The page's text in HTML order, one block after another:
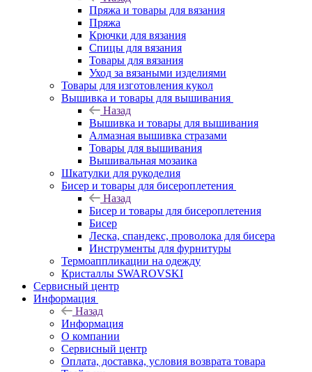
Пряжа и товары для вязания
Пряжа
Крючки для вязания
Спицы для вязания
Товары для вязания
Уход за вязаными изделиями
Товары для изготовления кукол
Вышивка и товары для вышивания
Назад
Вышивка и товары для вышивания
Алмазная вышивка стразами
Товары для вышивания
Вышивальная мозаика
Шкатулки для рукоделия
Бисер и товары для бисероплетения
Назад
Бисер и товары для бисероплетения
Бисер
Леска, спандекс, проволока для бисера
Инструменты для фурнитуры
Термоаппликации на одежду
Кристаллы SWAROVSKI
Сервисный центр
Информация
Назад
Информация
О компании
Сервисный центр
Оплата, доставка, условия возврата товара